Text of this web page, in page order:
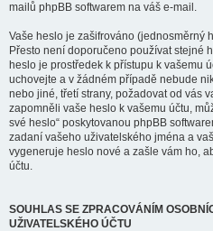
mailů phpBB softwarem na váš e-mail.
Vaše heslo je zašifrováno (jednosměrný
Přesto není doporučeno používat stejné
heslo je prostředek k přístupu k vašemu
uchovejte a v žádném případě nebude
nebo jiné, třetí strany, požadovat od vás
zapomněli vaše heslo k vašemu účtu,
své heslo“ poskytovanou phpBB
zadaní vašeho uživatelského jména a
vygeneruje heslo nové a zašle vám ho,
účtu.
SOUHLAS SE ZPRACOVÁNÍM
UŽIVATELSKÉHO ÚČTU